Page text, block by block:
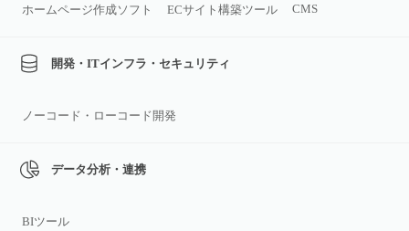
ホームページ作成ソフト ECサイト構築ツール CMS
開発・ITインフラ・セキュリティ
ノーコード・ローコード開発
データ分析・連携
BIツール